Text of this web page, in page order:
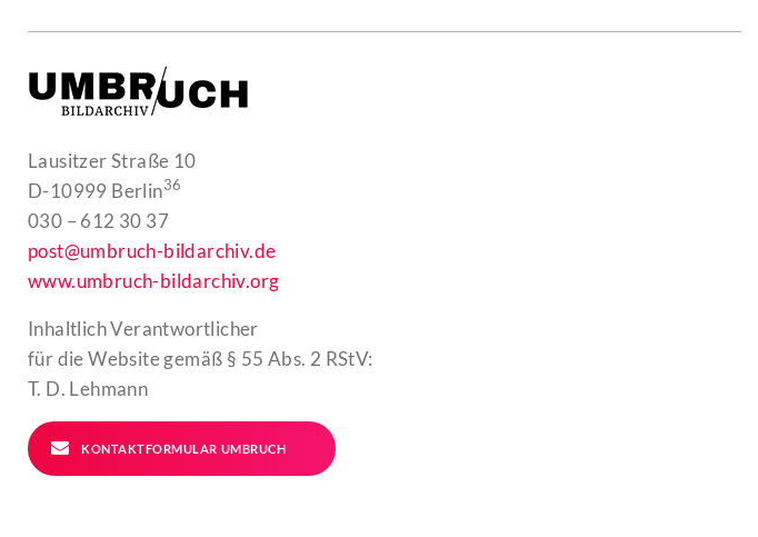
Lausitzer Straße 10
D-10999 Berlin36
030 – 612 30 37
post@umbruch-bildarchiv.de
www.umbruch-bildarchiv.org
Inhaltlich Verantwortlicher
für die Website gemäß § 55 Abs. 2 RStV:
T. D. Lehmann
KONTAKTFORMULAR UMBRUCH